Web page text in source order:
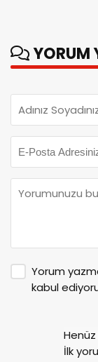
YORUM
Yorum
kabul
İlk